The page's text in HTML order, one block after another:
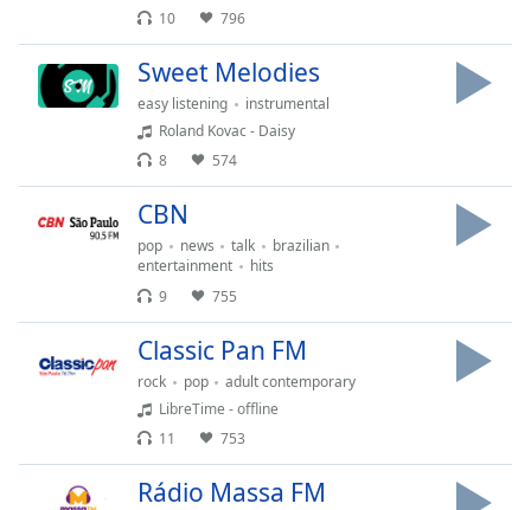
End
dialog
10
796
Sweet Melodies
easy listening
instrumental
Roland Kovac - Daisy
8
574
CBN
pop news talk
brazilian
entertainment
hits
9
755
Classic Pan FM
rock pop
adult contemporary
LibreTime - offline
11
753
Rádio Massa FM